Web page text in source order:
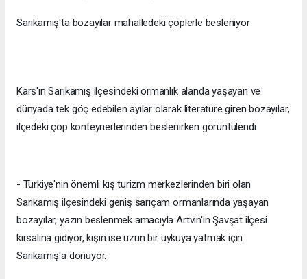
Sarıkamış'ta bozayılar mahalledeki çöplerle besleniyor
Kars'ın Sarıkamış ilçesindeki ormanlık alanda yaşayan ve
dünyada tek göç edebilen ayılar olarak literatüre giren bozayılar,
ilçedeki çöp konteynerlerinden beslenirken görüntülendi.
- Türkiye'nin önemli kış turizm merkezlerinden biri olan
Sarıkamış ilçesindeki geniş sarıçam ormanlarında yaşayan
bozayılar, yazın beslenmek amacıyla Artvin'in Şavşat ilçesi
kırsalına gidiyor, kışın ise uzun bir uykuya yatmak için
Sarıkamış'a dönüyor.